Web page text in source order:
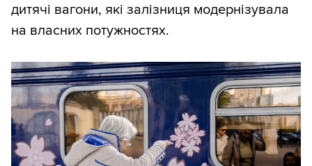
дитячі вагони, які залізниця модернізувала
на власних потужностях.